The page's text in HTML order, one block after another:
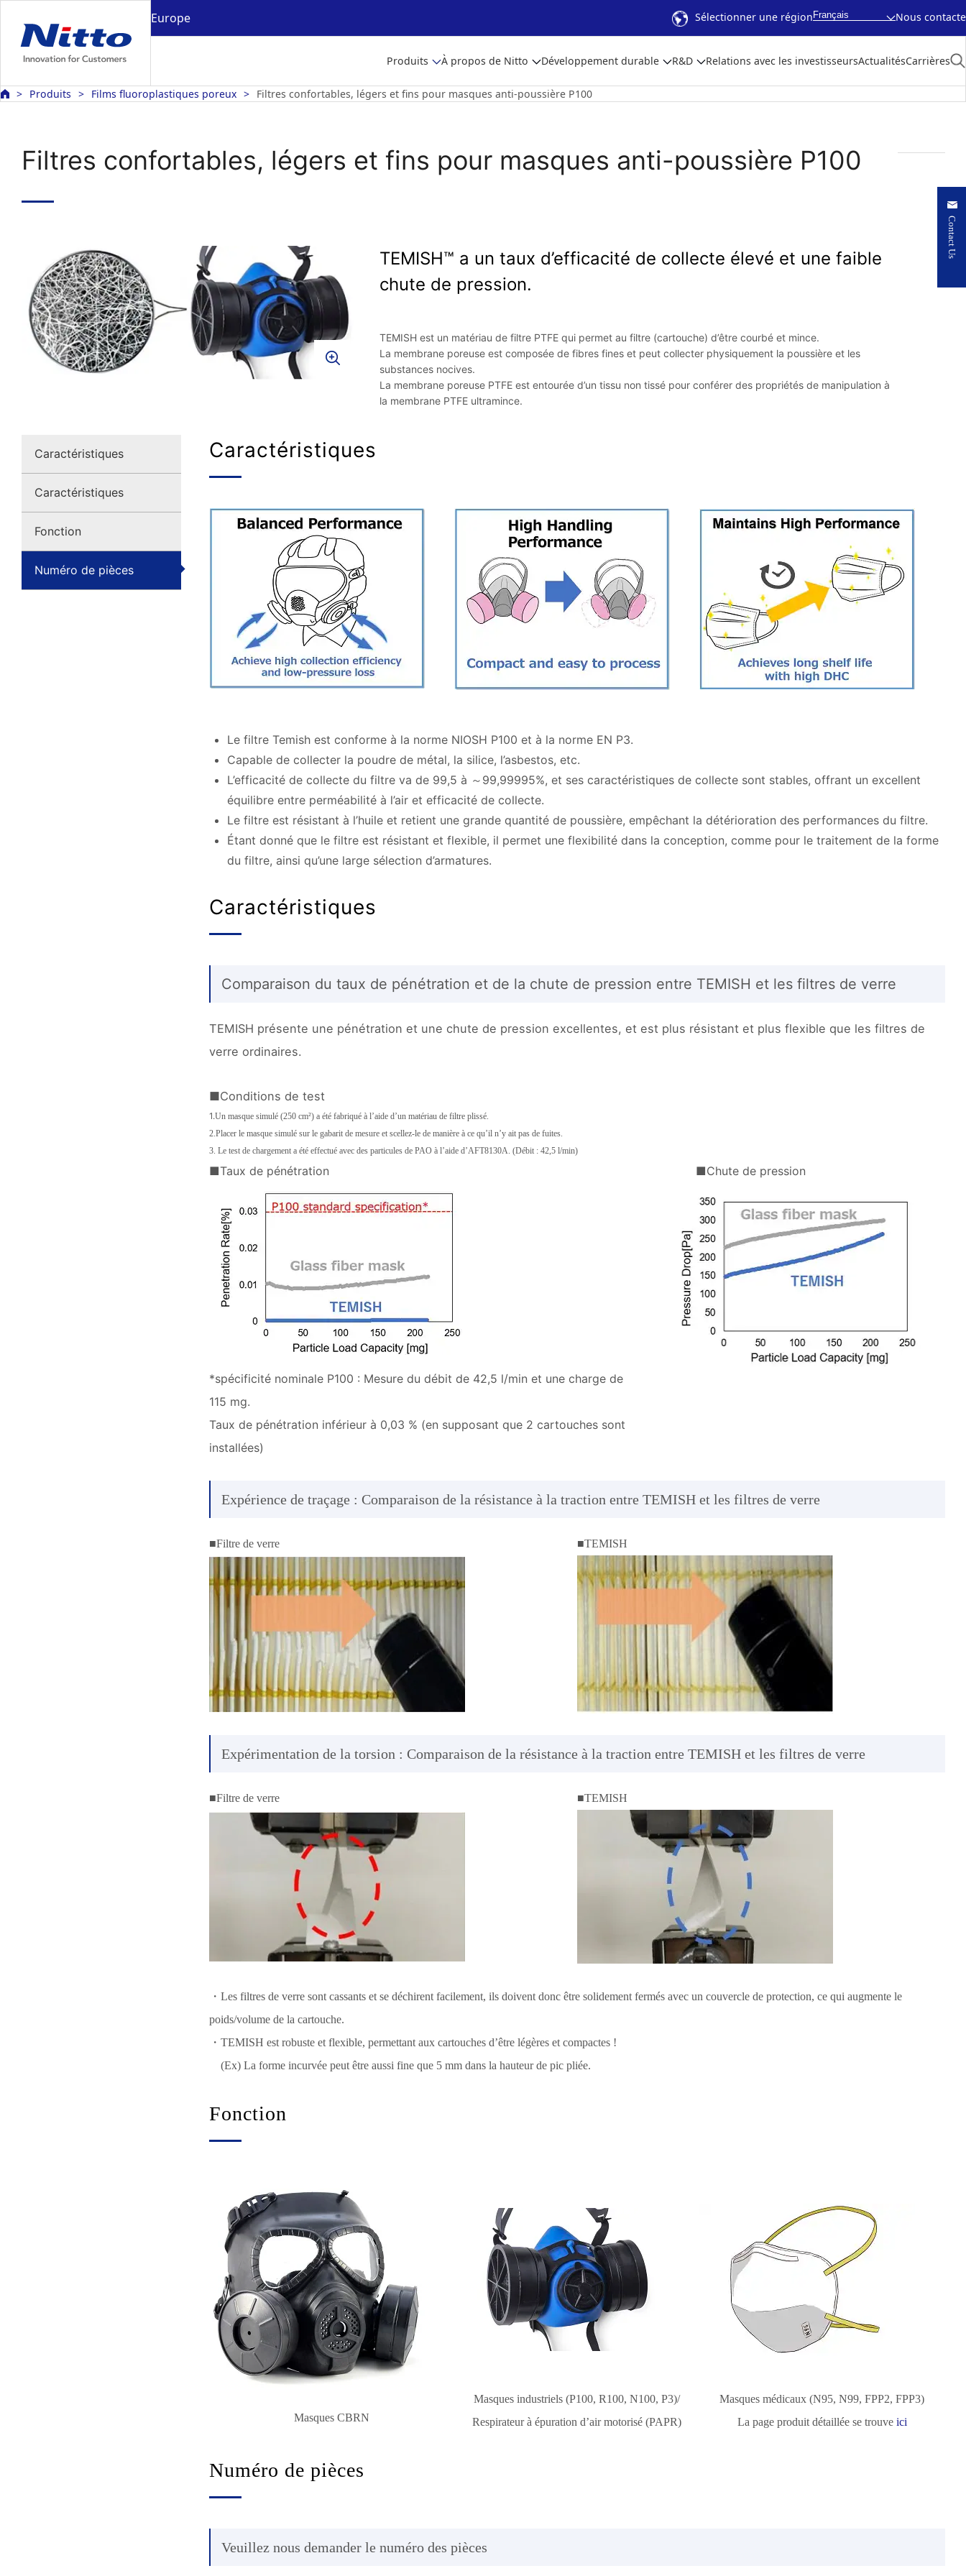
Europe Sélectionner une région Français Nous contacte
Produits À propos de Nitto Développement durable R&D Relations avec les investisseursActualitésCarrières
Produits Films fluoroplastiques poreux Filtres confortables, légers et fins pour masques anti-poussière P100
Filtres confortables, légers et fins pour masques anti-poussière P100
TEMISH™ a un taux d’efficacité de collecte élevé et une faible
chute de pression.
TEMISH est un matériau de filtre PTFE qui permet au filtre (cartouche) d’être courbé et mince.
La membrane poreuse est composée de fibres fines et peut collecter physiquement la poussière et les
substances nocives.
La membrane poreuse PTFE est entourée d’un tissu non tissé pour conférer des propriétés de manipulation à
la membrane PTFE ultramince.
Caractéristiques
Caractéristiques
Fonction
Numéro de pièces
Caractéristiques
Le filtre Temish est conforme à la norme NIOSH P100 et à la norme EN P3.
Capable de collecter la poudre de métal, la silice, l’asbestos, etc.
L’efficacité de collecte du filtre va de 99,5 à ～99,99995%, et ses caractéristiques de collecte sont stables, offrant un excellent
équilibre entre perméabilité à l’air et efficacité de collecte.
Le filtre est résistant à l’huile et retient une grande quantité de poussière, empêchant la détérioration des performances du filtre.
Étant donné que le filtre est résistant et flexible, il permet une flexibilité dans la conception, comme pour le traitement de la forme
du filtre, ainsi qu’une large sélection d’armatures.
Caractéristiques
Comparaison du taux de pénétration et de la chute de pression entre TEMISH et les filtres de verre
TEMISH présente une pénétration et une chute de pression excellentes, et est plus résistant et plus flexible que les filtres de
verre ordinaires.
■Conditions de test
1.Un masque simulé (250 cm²) a été fabriqué à l’aide d’un matériau de filtre plissé.
2.Placer le masque simulé sur le gabarit de mesure et scellez-le de manière à ce qu’il n’y ait pas de fuites.
3. Le test de chargement a été effectué avec des particules de PAO à l’aide d’AFT8130A. (Débit : 42,5 l/min)
■Taux de pénétration ■Chute de pression
*spécificité nominale P100 : Mesure du débit de 42,5 l/min et une charge de
115 mg.
Taux de pénétration inférieur à 0,03 % (en supposant que 2 cartouches sont
installées)
Expérience de traçage : Comparaison de la résistance à la traction entre TEMISH et les filtres de verre
■Filtre de verre ■TEMISH
Expérimentation de la torsion : Comparaison de la résistance à la traction entre TEMISH et les filtres de verre
■Filtre de verre ■TEMISH
・Les filtres de verre sont cassants et se déchirent facilement, ils doivent donc être solidement fermés avec un couvercle de protection, ce qui augmente le
poids/volume de la cartouche.
・TEMISH est robuste et flexible, permettant aux cartouches d’être légères et compactes !
(Ex) La forme incurvée peut être aussi fine que 5 mm dans la hauteur de pic pliée.
Fonction
Masques CBRN
Masques industriels (P100, R100, N100, P3)/
Respirateur à épuration d’air motorisé (PAPR)
Masques médicaux (N95, N99, FPP2, FPP3)
La page produit détaillée se trouve ici
Numéro de pièces
Veuillez nous demander le numéro des pièces
Contact Us